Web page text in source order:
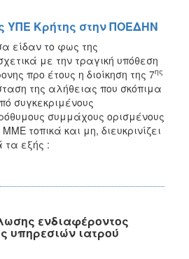
ΥΠΕ Κρήτης στην ΠΟΕΔΗΝ
είδαν το φως της
με την τραγική υπόθεση
προ έτους η διοίκηση της 7ης
της αλήθειας που σκόπιμα
συγκεκριμένους
συμμάχους ορισμένους
τοπικά και μη, διευκρινίζει
τα εξής :
ενδιαφέροντος
υπηρεσιών ιατρού